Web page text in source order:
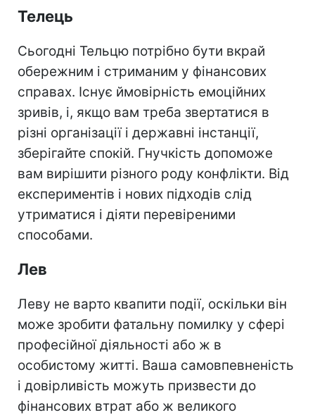
Телець
Сьогодні Тельцю потрібно бути вкрай
обережним і стриманим у фінансових
справах. Існує ймовірність емоційних
зривів, і, якщо вам треба звертатися в
різні організації і державні інстанції,
зберігайте спокій. Гнучкість допоможе
вам вирішити різного роду конфлікти. Від
експериментів і нових підходів слід
утриматися і діяти перевіреними
способами.
Лев
Леву не варто квапити події, оскільки він
може зробити фатальну помилку у сфері
професійної діяльності або ж в
особистому житті. Ваша самовпевненість
і довірливість можуть призвести до
фінансових втрат або ж великого